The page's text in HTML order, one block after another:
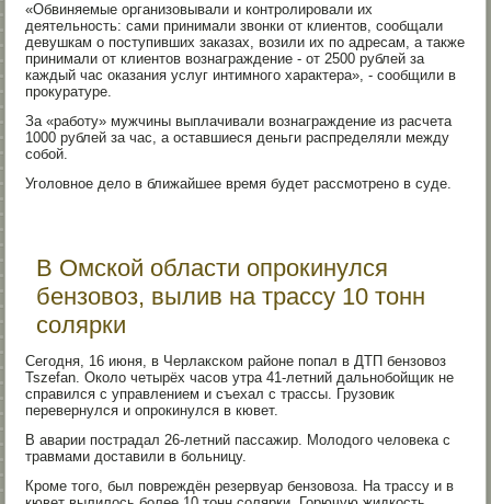
«Обвиняемые организовывали и контролировали их
деятельность: сами принимали звонки от клиентов, сообщали
девушкам о поступивших заказах, возили их по адресам, а также
принимали от клиентов вознаграждение - от 2500 рублей за
каждый час оказания услуг интимного характера», - сообщили в
прокуратуре.
За «работу» мужчины выплачивали вознаграждение из расчета
1000 рублей за час, а оставшиеся деньги распределяли между
собой.
Уголовное дело в ближайшее время будет рассмотрено в суде.
В Омской области опрокинулся
бензовоз, вылив на трассу 10 тонн
солярки
Сегодня, 16 июня, в Черлакском районе попал в ДТП бензовоз
Tszefan. Около четырёх часов утра 41-летний дальнобойщик не
справился с управлением и съехал с трассы. Грузовик
перевернулся и опрокинулся в кювет.
В аварии пострадал 26-летний пассажир. Молодого человека с
травмами доставили в больницу.
Кроме того, был повреждён резервуар бензовоза. На трассу и в